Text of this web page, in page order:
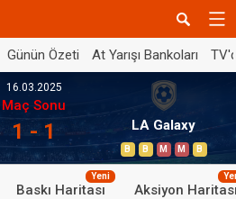
Günün Özeti At Yarışı Bankoları
16.03.2025
Maç Sonu
1 - 1 LA Galaxy
B B M M B
Baskı Haritası
Yeni
Aksiyon